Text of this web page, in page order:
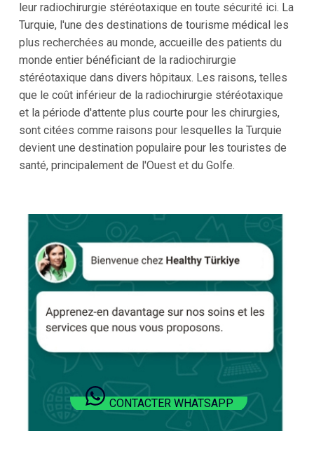
leur radiochirurgie stéréotaxique en toute sécurité ici. La
Turquie, l'une des destinations de tourisme médical les
plus recherchées au monde, accueille des patients du
monde entier bénéficiant de la radiochirurgie
stéréotaxique dans divers hôpitaux. Les raisons, telles
que le coût inférieur de la radiochirurgie stéréotaxique
et la période d'attente plus courte pour les chirurgies,
sont citées comme raisons pour lesquelles la Turquie
devient une destination populaire pour les touristes de
santé, principalement de l'Ouest et du Golfe.
CONTACTER WHATSAPP